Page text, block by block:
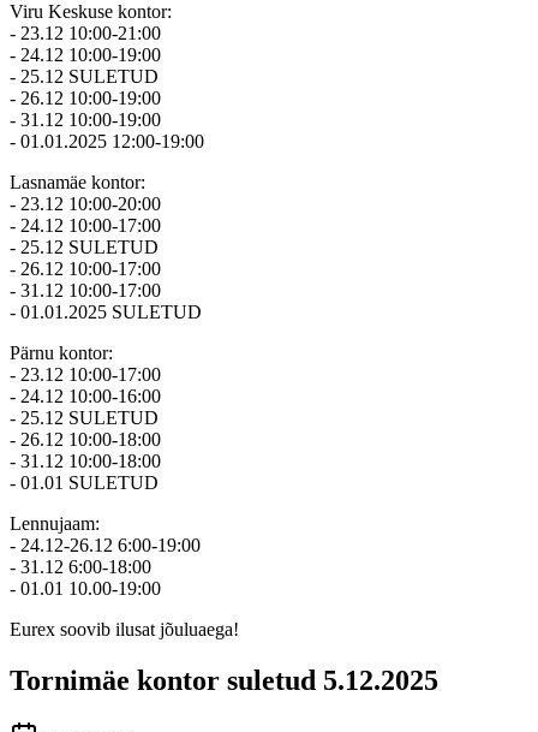
Viru Keskuse kontor:
- 23.12 10:00-21:00
- 24.12 10:00-19:00
- 25.12 SULETUD
- 26.12 10:00-19:00
- 31.12 10:00-19:00
- 01.01.2025 12:00-19:00
Lasnamäe kontor:
- 23.12 10:00-20:00
- 24.12 10:00-17:00
- 25.12 SULETUD
- 26.12 10:00-17:00
- 31.12 10:00-17:00
- 01.01.2025 SULETUD
Pärnu kontor:
- 23.12 10:00-17:00
- 24.12 10:00-16:00
- 25.12 SULETUD
- 26.12 10:00-18:00
- 31.12 10:00-18:00
- 01.01 SULETUD
Lennujaam:
- 24.12-26.12 6:00-19:00
- 31.12 6:00-18:00
- 01.01 10.00-19:00
Eurex soovib ilusat jõuluaega!
Tornimäe kontor suletud 5.12.2025